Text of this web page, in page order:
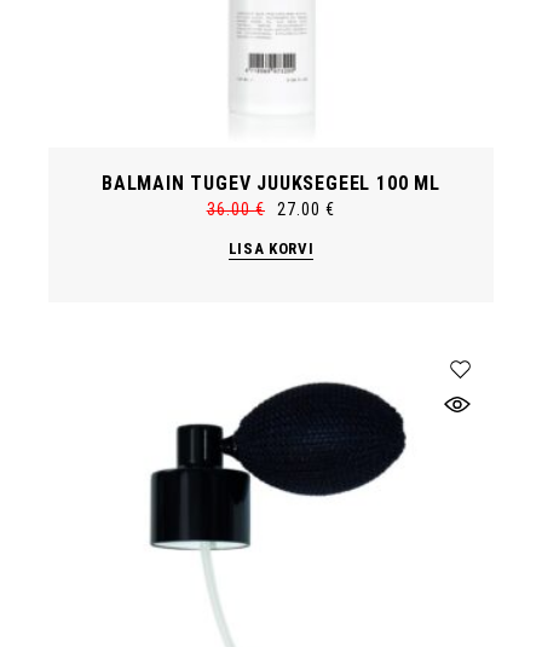
BALMAIN TUGEV JUUKSEGEEL 100 ML
36.00€
Algne
oli:
36.00 €.
27.00€
Current
27.00 €.
LISA KORVI